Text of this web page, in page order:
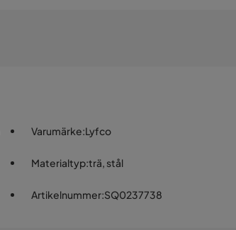
Varumärke:Lyfco
Materialtyp:trä, stål
Artikelnummer:SQ0237738